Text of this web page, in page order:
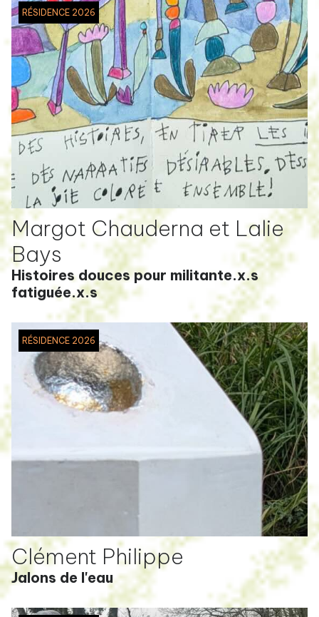
RÉSIDENCE 2026
Margot Chauderna et Lalie
Bays
Histoires douces pour militante.x.s
fatiguée.x.s
RÉSIDENCE 2026
Clément Philippe
Jalons de l'eau